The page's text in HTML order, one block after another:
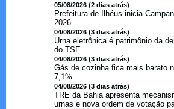
05/08/2026 (2 dias atrás)
Prefeitura de Ilhéus inicia
2026
04/08/2026 (3 dias atrás)
Urna eletrônica é patrimônio da
do TSE
04/08/2026 (3 dias atrás)
Gás de cozinha fica mais barato
7,1%
04/08/2026 (3 dias atrás)
TRE da Bahia apresenta
urnas e nova ordem de votação